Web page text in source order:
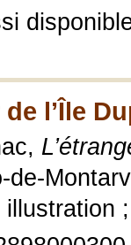
de l’Île
de-